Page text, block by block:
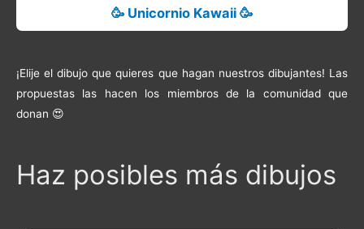
🥳 Unicornio Kawaii 🥳
¡Elije el dibujo que quieres que hagan nuestros dibujantes! Las
propuestas las hacen los miembros de la comunidad que
donan 😍
Haz posibles más dibujos